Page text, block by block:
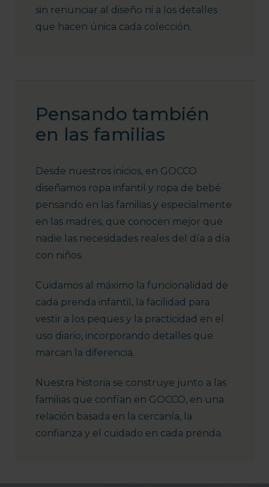
sin renunciar al diseño ni a los detalles
que hacen única cada colección.
Pensando también
en las familias
Desde nuestros inicios, en GOCCO
diseñamos ropa infantil y ropa de bebé
pensando en las familias y especialmente
en las madres, que conocen mejor que
nadie las necesidades reales del día a día
con niños.
Cuidamos al máximo la funcionalidad de
cada prenda infantil, la facilidad para
vestir a los peques y la practicidad en el
uso diario, incorporando detalles que
marcan la diferencia.
Nuestra historia se construye junto a las
familias que confían en GOCCO, en una
relación basada en la cercanía, la
confianza y el cuidado en cada prenda.